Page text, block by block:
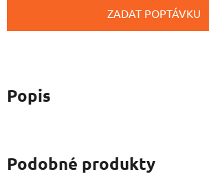
ZADAT POPTÁVKU
Popis
Podobné produkty